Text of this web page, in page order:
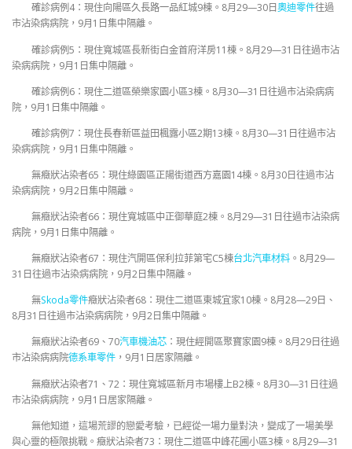
確診病例4：現住向陽區久長路一品紅城9棟。8月29—30日奧迪零件往過
市沾染病病院，9月1日集中隔離。
確診病例5：現住寬城區長新街白金首府洋房11棟。8月29—31日往過市沾
染病病院，9月1日集中隔離。
確診病例6：現住二道區榮樂家園小區3棟。8月30—31日往過市沾染病病
院，9月1日集中隔離。
確診病例7：現住長春新區益田楓露小區2期13棟。8月30—31日往過市沾
染病病院，9月1日集中隔離。
無癥狀沾染者65：現住綠園區正陽街道西方嘉園14棟。8月30日往過市沾
染病病院，9月2日集中隔離。
無癥狀沾染者66：現住寬城區中正御華庭2棟。8月29—31日往過市沾染病
病院，9月1日集中隔離。
無癥狀沾染者67：現住汽開區保利拉菲第宅C5棟台北汽車材料。8月29—
31日往過市沾染病病院，9月2日集中隔離。
無Skoda零件癥狀沾染者68：現住二道區東城宜家10棟。8月28—29日、
8月31日往過市沾染病病院，9月2日集中隔離。
無癥狀沾染者69、70汽車機油芯：現住經開區聚寶家園9棟。8月29日往過
市沾染病病院德系車零件 ，9月1日居家隔離。
無癥狀沾染者71、72：現住寬城區新月市場樓上B2棟。8月30—31日往過
市沾染病病院，9月1日居家隔離。
無他知道，這場荒謬的戀愛考驗，已經從一場力量對決，變成了一場美學
與心靈的極限挑戰。癥狀沾染者73：現住二道區中峰花圃小區3棟。8月29—31